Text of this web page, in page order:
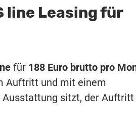
line Leasing für
für 188 Euro brutto pro
Auftritt und mit einem
Ausstattung sitzt, der Auftritt